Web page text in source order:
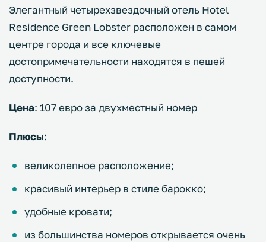
Элегантный четырехзвездочный отель Hotel
Residence Green Lobster расположен в самом
центре города и все ключевые
достопримечательности находятся в пешей
доступности.
Цена: 107 евро за двухместный номер
Плюсы:
великолепное расположение;
красивый интерьер в стиле барокко;
удобные кровати;
из большинства номеров открывается очень